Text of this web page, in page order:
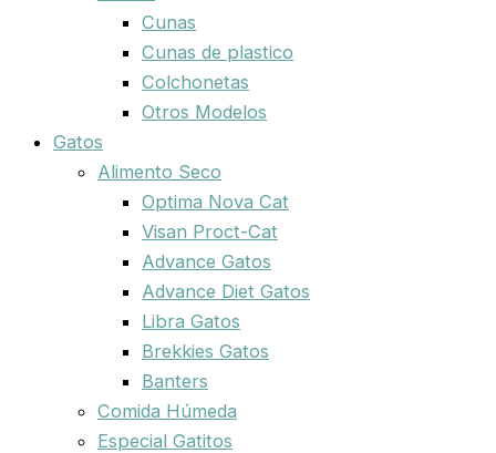
Cunas
Cunas de plastico
Colchonetas
Otros Modelos
Gatos
Alimento Seco
Optima Nova Cat
Visan Proct-Cat
Advance Gatos
Advance Diet Gatos
Libra Gatos
Brekkies Gatos
Banters
Comida Húmeda
Especial Gatitos